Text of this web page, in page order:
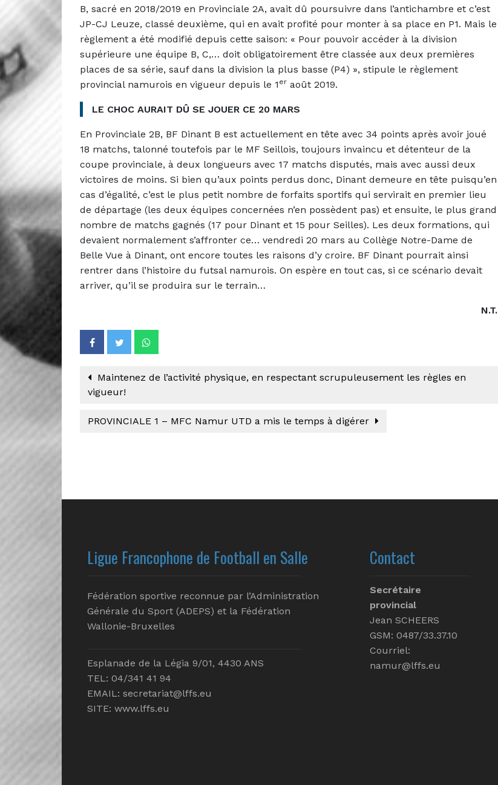
B, sacré en 2018/2019 en Provinciale 2A, avait dû poursuivre dans l’antichambre et c’est
JP-CJ Leuze, classé deuxième, qui en avait profité pour monter à sa place en P1. Mais le
règlement a été modifié depuis cette saison: « Pour pouvoir accéder à la division
supérieure une équipe B, C,… doit obligatoirement être classée aux deux premières
places de sa série, sauf dans la division la plus basse (P4) », stipule le règlement
provincial namurois en vigueur depuis le 1 er août 2019.
LE CHOC AURAIT DÛ SE JOUER CE 20 MARS
En Provinciale 2B, BF Dinant B est actuellement en tête avec 34 points après avoir joué
18 matchs, talonné toutefois par le MF Seillois, toujours invaincu et détenteur de la
coupe provinciale, à deux longueurs avec 17 matchs disputés, mais avec aussi deux
victoires de moins. Si bien qu’aux points perdus donc, Dinant demeure en tête puisqu’en
cas d’égalité, c’est le plus petit nombre de forfaits sportifs qui servirait en premier lieu
de départage (les deux équipes concernées n’en possèdent pas) et ensuite, le plus grand
nombre de matchs gagnés (17 pour Dinant et 15 pour Seilles). Les deux formations, qui
devaient normalement s’affronter ce… vendredi 20 mars au Collège Notre-Dame de
Belle Vue à Dinant, ont encore toutes les raisons d’y croire. BF Dinant pourrait ainsi
rentrer dans l’histoire du futsal namurois. On espère en tout cas, si ce scénario devait
arriver, qu’il se produira sur le terrain…
N.T.
Maintenez de l’activité physique, en respectant scrupuleusement les règles en
vigueur!
PROVINCIALE 1 – MFC Namur UTD a mis le temps à digérer
Ligue Francophone de Football en Salle
Fédération sportive reconnue par l’Administration
Générale du Sport (ADEPS) et la Fédération
Wallonie-Bruxelles
Esplanade de la Légia 9/01, 4430 ANS
TEL: 04/341 41 94
EMAIL: secretariat@lffs.eu
SITE: www.lffs.eu
Contact
Secrétaire
provincial
Jean SCHEERS
GSM: 0487/33.37.10
Courriel:
namur@lffs.eu